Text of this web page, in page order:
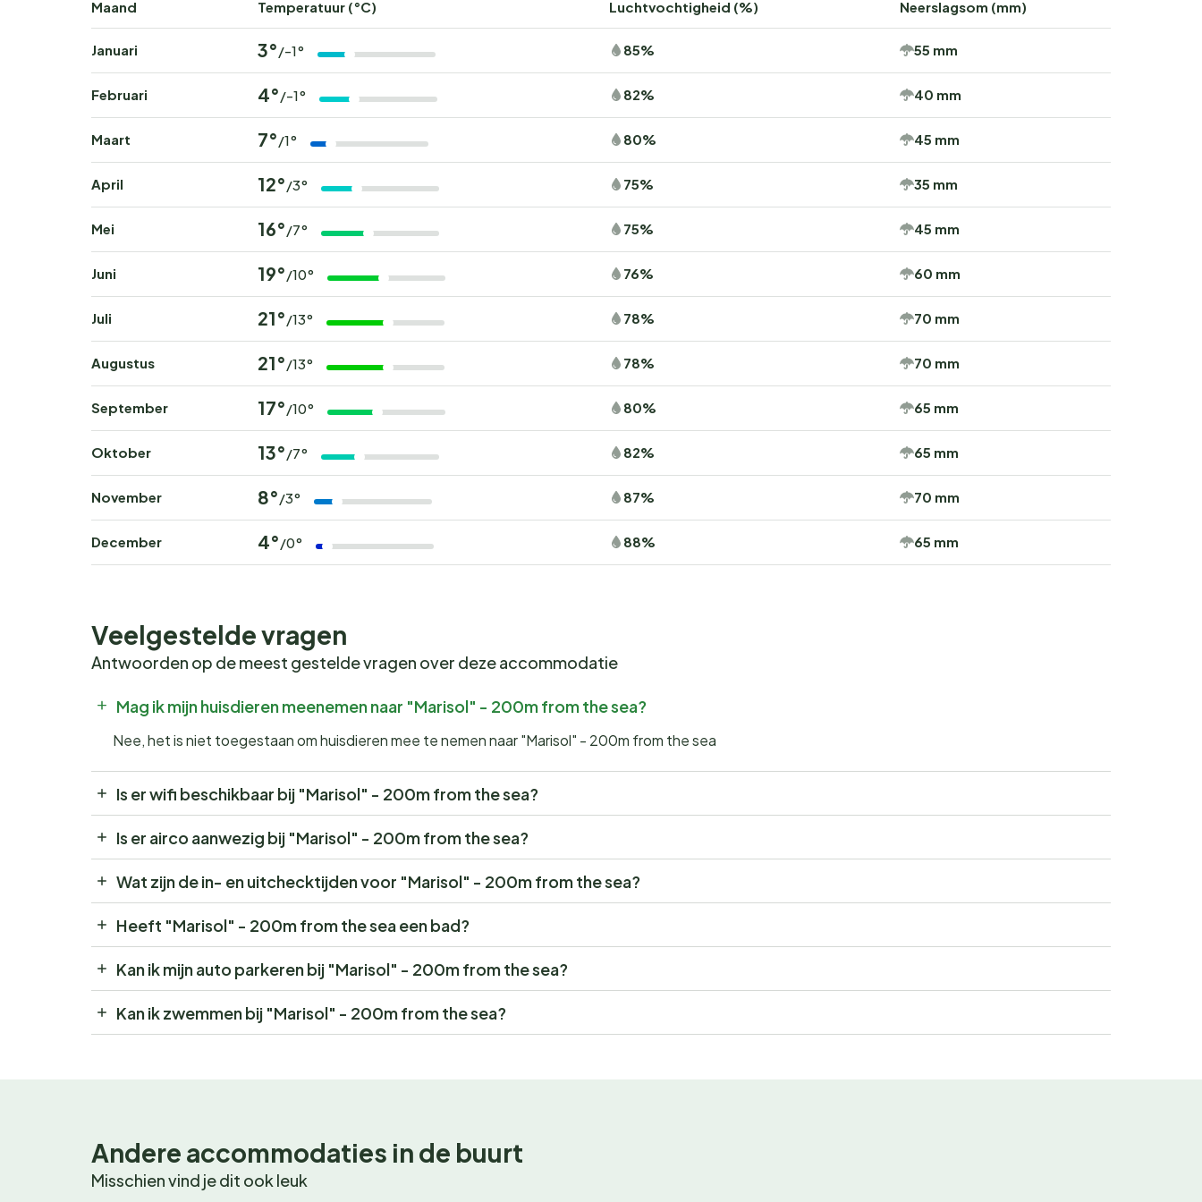
Maand Temperatuur (°C) Luchtvochtigheid (%) Neerslagsom (mm)
Januari 3° /-1° 85% 55 mm
Februari 4° /-1° 82% 40 mm
Maart 7° /1° 80% 45 mm
April 12° /3° 75% 35 mm
Mei 16° /7° 75% 45 mm
Juni 19° /10° 76% 60 mm
Juli 21° /13° 78% 70 mm
Augustus 21° /13° 78% 70 mm
September 17° /10° 80% 65 mm
Oktober 13° /7° 82% 65 mm
November 8° /3° 87% 70 mm
December 4° /0° 88% 65 mm
Veelgestelde vragen
Antwoorden op de meest gestelde vragen over deze accommodatie
Mag ik mijn huisdieren meenemen naar "Marisol" - 200m from the sea?
Nee, het is niet toegestaan om huisdieren mee te nemen naar "Marisol" - 200m from the sea
Is er wifi beschikbaar bij "Marisol" - 200m from the sea?
Is er airco aanwezig bij "Marisol" - 200m from the sea?
Wat zijn de in- en uitchecktijden voor "Marisol" - 200m from the sea?
Heeft "Marisol" - 200m from the sea een bad?
Kan ik mijn auto parkeren bij "Marisol" - 200m from the sea?
Kan ik zwemmen bij "Marisol" - 200m from the sea?
Andere accommodaties in de buurt
Misschien vind je dit ook leuk